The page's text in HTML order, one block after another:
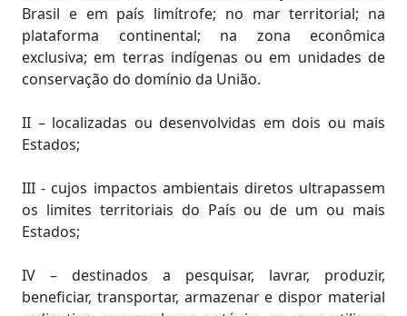
Brasil e em país limítrofe; no mar territorial; na
plataforma continental; na zona econômica
exclusiva; em terras indígenas ou em unidades de
conservação do domínio da União.
II – localizadas ou desenvolvidas em dois ou mais
Estados;
III - cujos impactos ambientais diretos ultrapassem
os limites territoriais do País ou de um ou mais
Estados;
IV – destinados a pesquisar, lavrar, produzir,
beneficiar, transportar, armazenar e dispor material